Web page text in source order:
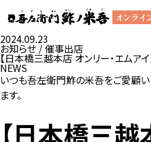
2024.09.23
お知らせ / 催事出店
【日本橋三越本店 オンリー・エムア
NEWS
いつも吾左衛門鮓の米吾をご愛顧
ます。
【日本橋三